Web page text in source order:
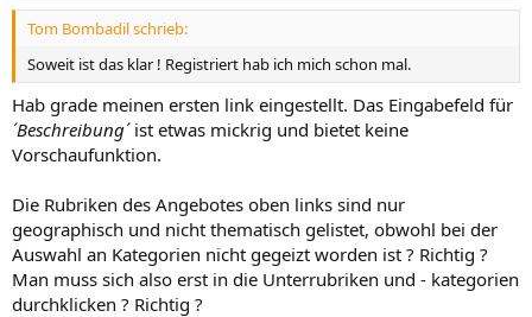
Tom Bombadil schrieb:
Soweit ist das klar ! Registriert hab ich mich schon mal.
Hab grade meinen ersten link eingestellt. Das Eingabefeld für
´Beschreibung´ist etwas mickrig und bietet keine
Vorschaufunktion.
Die Rubriken des Angebotes oben links sind nur
geographisch und nicht thematisch gelistet, obwohl bei der
Auswahl an Kategorien nicht gegeizt worden ist ? Richtig ?
Man muss sich also erst in die Unterrubriken und - kategorien
durchklicken ? Richtig ?